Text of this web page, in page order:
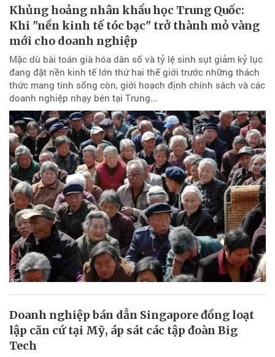
Khủng hoảng nhân khẩu học Trung Quốc:
Khi "nền kinh tế tóc bạc" trở thành mỏ vàng
mới cho doanh nghiệp
Mặc dù bài toán già hóa dân số và tỷ lệ sinh sụt giảm kỷ lục
đang đặt nền kinh tế lớn thứ hai thế giới trước những thách
thức mang tính sống còn, giới hoạch định chính sách và các
doanh nghiệp nhạy bén tại Trung...
Doanh nghiệp bán dẫn Singapore đồng loạt
lập căn cứ tại Mỹ, áp sát các tập đoàn Big
Tech